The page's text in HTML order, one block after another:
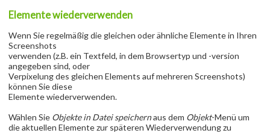
Elemente wiederverwenden
Wenn Sie regelmäßig die gleichen oder ähnliche Elemente in Ihren
Screenshots
verwenden (z.B. ein Textfeld, in dem Browsertyp und -version
angegeben sind, oder
Verpixelung des gleichen Elements auf mehreren Screenshots)
können Sie diese
Elemente wiederverwenden.
Wählen Sie Objekte in Datei speichernaus dem Objekt-Menü um
die aktuellen Elemente zur späteren Wiederverwendung zu